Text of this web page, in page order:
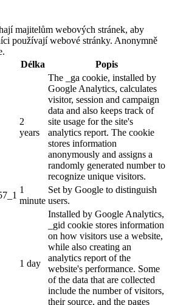
majitelům webových stránek, aby
používají webové stránky. Anonymně
Délka Popis
2
years
The _ga cookie, installed by
Google Analytics, calculates
visitor, session and campaign
data and also keeps track of
site usage for the site's
analytics report. The cookie
stores information
anonymously and assigns a
randomly generated number to
recognize unique visitors.
1
minute
Set by Google to distinguish
users.
1 day
Installed by Google Analytics,
_gid cookie stores information
on how visitors use a website,
while also creating an
analytics report of the
website's performance. Some
of the data that are collected
include the number of visitors,
their source, and the pages